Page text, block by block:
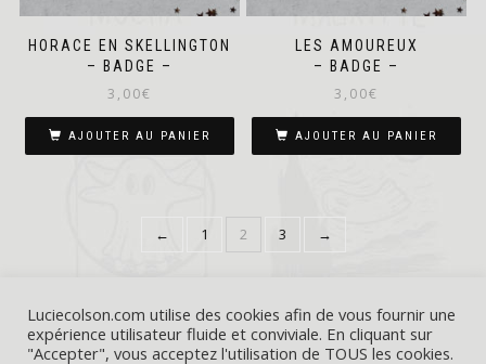
HORACE EN SKELLINGTON
– BADGE –
3,00€
AJOUTER AU PANIER
LES AMOUREUX
– BADGE –
3,00€
AJOUTER AU PANIER
← 1 2 3 →
Luciecolson.com utilise des cookies afin de vous fournir une
expérience utilisateur fluide et conviviale. En cliquant sur
"Accepter", vous acceptez l'utilisation de TOUS les cookies.